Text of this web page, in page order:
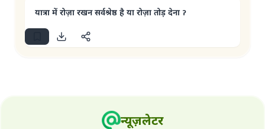
यात्रा में रोज़ा रखन सर्वश्रेष्ठ है या रोज़ा तोड़ देना ॽ
न्यूज़लेटर